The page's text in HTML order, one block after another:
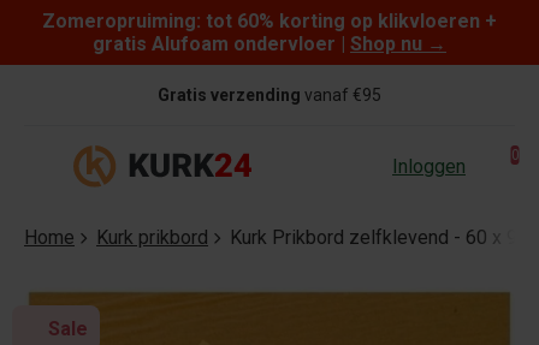
Skip to content
Zomeropruiming: tot 60% korting op klikvloeren +
gratis Alufoam ondervloer | Shop nu →
Gratis verzending vanaf €95
Inloggen 0
Home Kurk prikbord Kurk Prikbord zelfklevend - 60 x 90
Sale